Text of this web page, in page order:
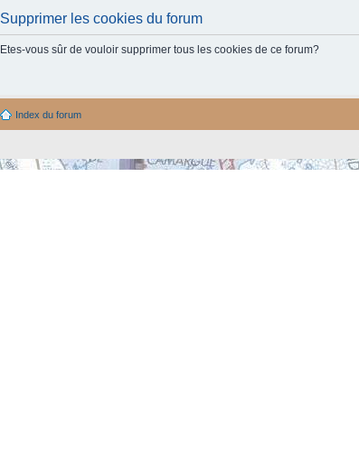
Supprimer les cookies du forum
Etes-vous sûr de vouloir supprimer tous les cookies de ce forum?
Index du forum